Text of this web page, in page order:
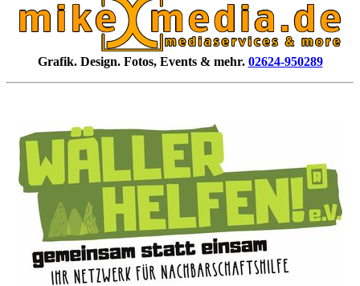
Grafik. Design. Fotos, Events & mehr. 02624-950289